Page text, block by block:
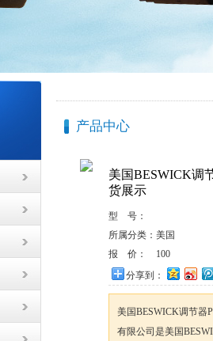
产品中心
美国BESWICK调
货展示
型 号：
所属分类： 美国
报 价：
100
分享到：
美国BESWICK调节器
有限公司是美国